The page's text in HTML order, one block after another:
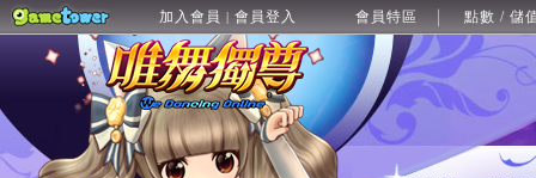
加入會員 | 會員登入 會員特區 點數 / 儲